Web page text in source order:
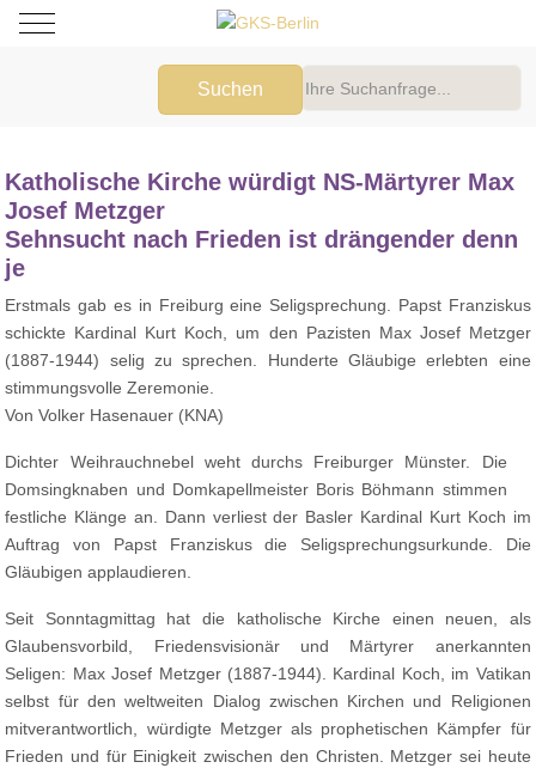
Mobile Menu Toggle
Suchen
Katholische Kirche würdigt NS-Märtyrer Max
Josef Metzger
Sehnsucht nach Frieden ist drängender denn
je
Erstmals gab es in Freiburg eine Seligsprechung. Papst Franziskus
schickte Kardinal Kurt Koch, um den Pazisten Max Josef Metzger
(1887-1944) selig zu sprechen. Hunderte Gläubige erlebten eine
stimmungsvolle Zeremonie.
Von Volker Hasenauer (KNA)
Dichter Weihrauchnebel weht durchs Freiburger Münster. Die
Domsingknaben und Domkapellmeister Boris Böhmann stimmen
festliche Klänge an. Dann verliest der Basler Kardinal Kurt Koch im
Auftrag von Papst Franziskus die Seligsprechungsurkunde. Die
Gläubigen applaudieren.
Seit Sonntagmittag hat die katholische Kirche einen neuen, als
Glaubensvorbild, Friedensvisionär und Märtyrer anerkannten
Seligen: Max Josef Metzger (1887-1944). Kardinal Koch, im Vatikan
selbst für den weltweiten Dialog zwischen Kirchen und Religionen
mitverantwortlich, würdigte Metzger als prophetischen Kämpfer für
Frieden und für Einigkeit zwischen den Christen. Metzger sei heute